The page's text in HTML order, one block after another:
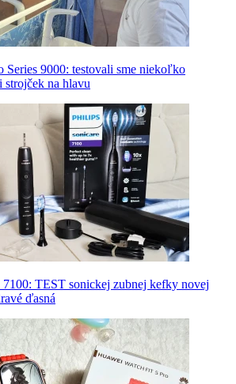
Series 9000: testovali sme niekoľko
strojček na hlavu
7100: TEST sonickej zubnej kefky novej
ďasná